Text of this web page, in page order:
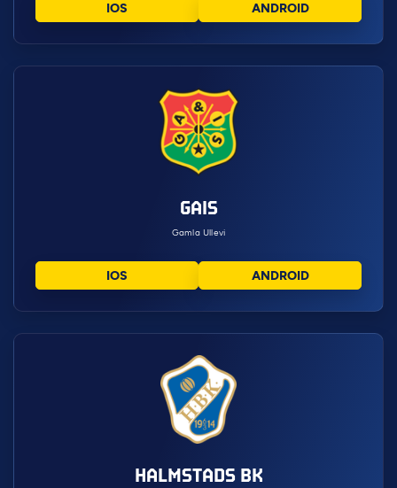
IOS ANDROID
GAIS
Gamla Ullevi
IOS ANDROID
HALMSTADS BK